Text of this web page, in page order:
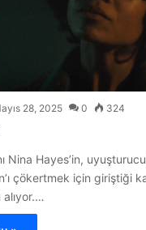
28, 2025 0 324
Nina Hayes’in,
çökertmek için giriştiği